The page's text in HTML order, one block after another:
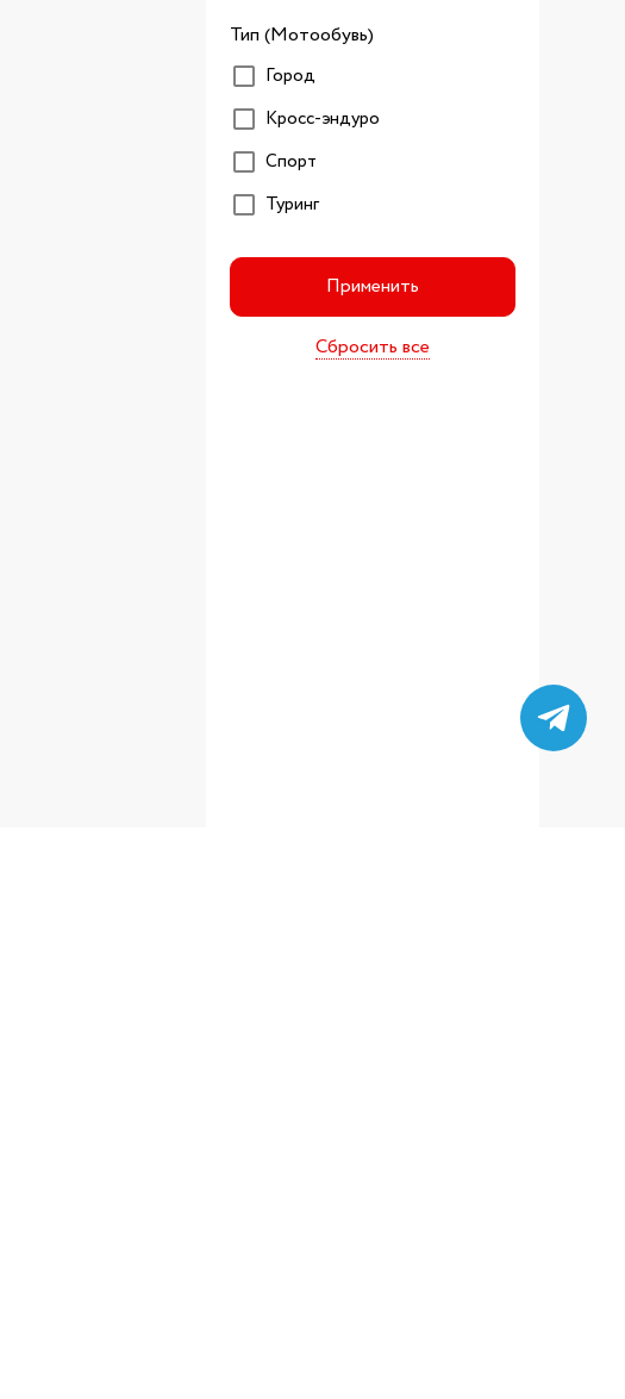
Тип (Мотообувь)
Город
Кросс-эндуро
Спорт
Туринг
Применить
Сбросить все